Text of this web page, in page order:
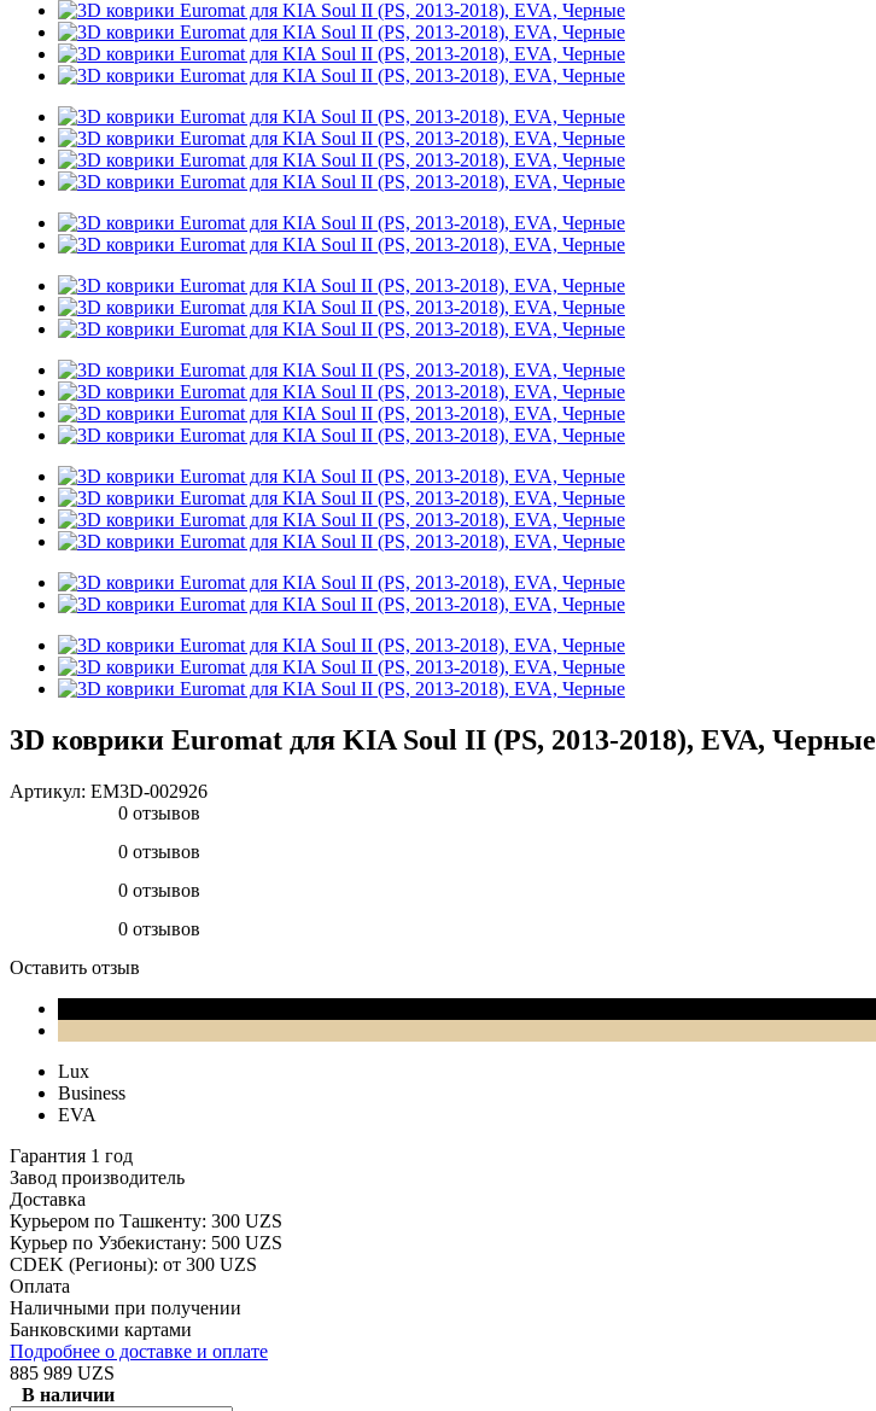
3D коврики Euromat для KIA Soul II (PS, 2013-2018), EVA, Черные
Артикул: EM3D-002926
0 отзывов
0 отзывов
0 отзывов
0 отзывов
Оставить отзыв
Lux
Business
EVA
Гарантия 1 год
Завод производитель
Доставка
Курьером по Ташкенту: 300 UZS
Курьер по Узбекистану: 500 UZS
CDEK (Регионы): от 300 UZS
Оплата
Наличными при получении
Банковскими картами
Подробнее о доставке и оплате
885 989 UZS
В наличии